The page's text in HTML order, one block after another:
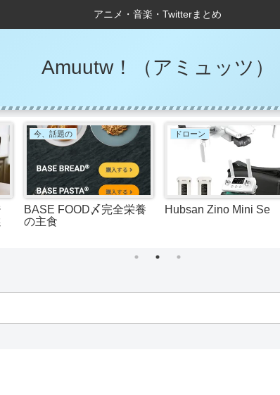
アニメ・音楽・Twitterまとめ
Amuutw！（アミュッツ）
今、話題の
BASE FOOD〆完全栄養
の主食
ドローン
Hubsan Zino Mini Se